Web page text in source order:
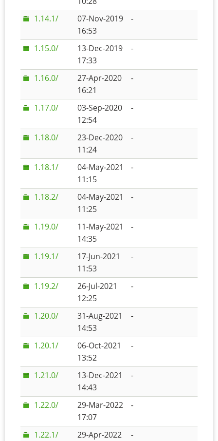
1.14.1/
07-Nov-2019
16:53
-
1.15.0/
13-Dec-2019
17:33
-
1.16.0/
27-Apr-2020
16:21
-
1.17.0/
03-Sep-2020
12:54
-
1.18.0/
23-Dec-2020
11:24
-
1.18.1/
04-May-2021
11:15
-
1.18.2/
04-May-2021
11:25
-
1.19.0/
11-May-2021
14:35
-
1.19.1/
17-Jun-2021
11:53
-
1.19.2/
26-Jul-2021
12:25
-
1.20.0/
31-Aug-2021
14:53
-
1.20.1/
06-Oct-2021
13:52
-
1.21.0/
13-Dec-2021
14:43
-
1.22.0/
29-Mar-2022
17:07
-
1.22.1/
29-Apr-2022
-